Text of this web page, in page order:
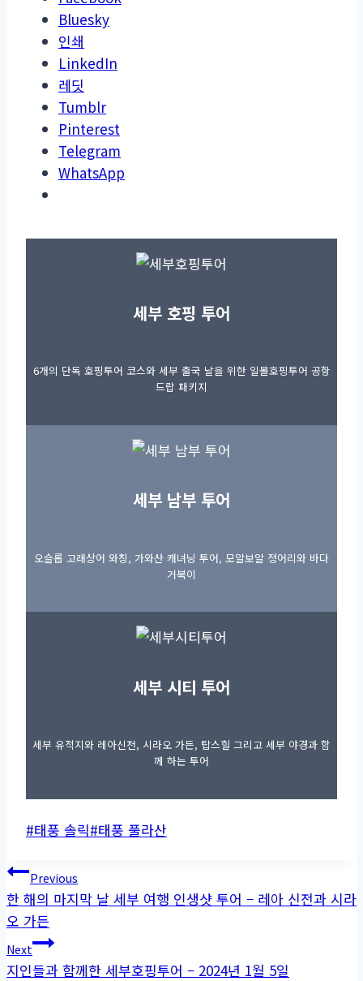
Bluesky
인쇄
LinkedIn
레딧
Tumblr
Pinterest
Telegram
WhatsApp
세부 호핑 투어
6개의 단독 호핑투어 코스와 세부 출국 날을 위한 일몰호핑투어 공항
드랍 패키지
세부 남부 투어
오슬롭 고래상어 와칭, 가와산 캐녀닝 투어, 모알보알 정어리와 바다
거북이
세부 시티 투어
세부 유적지와 레아신전, 시라오 가든, 탑스힐 그리고 세부 야경과 함
께 하는 투어
Post
#태풍 솔릭#태풍 풀라산
글
탐
색
Previous
한 해의 마지막 날 세부 여행 인생샷 투어 – 레아 신전과 시라
오 가든
Next
지인들과 함께한 세부호핑투어 – 2024년 1월 5일